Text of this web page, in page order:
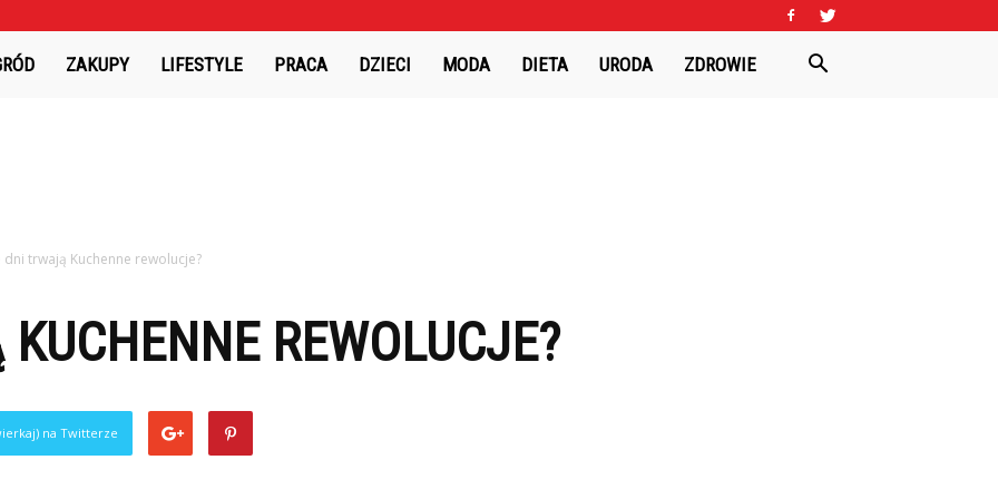
ZAKUPY LIFESTYLE PRACA DZIECI MODA DIETA URODA ZDROWIE
dni trwają Kuchenne rewolucje?
REWOLUCJE?
na Twitterze